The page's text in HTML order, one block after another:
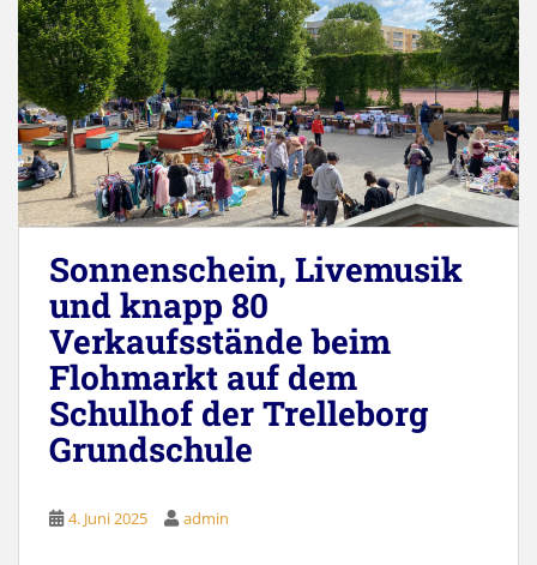
Sonnenschein, Livemusik
und knapp 80
Verkaufsstände beim
Flohmarkt auf dem
Schulhof der Trelleborg
Grundschule
4. Juni 2025 admin